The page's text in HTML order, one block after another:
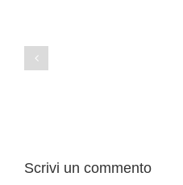
Scrivi un commento